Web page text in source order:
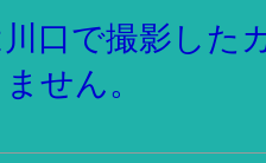
口で撮影した
せん。